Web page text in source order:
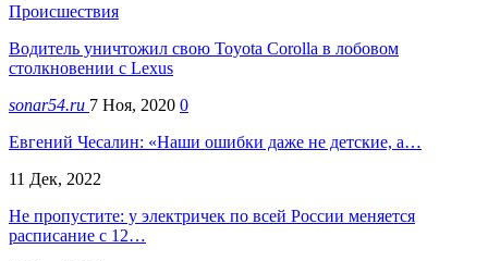
Происшествия
Водитель уничтожил свою Toyota Corolla в лобовом
столкновении с Lexus
sonar54.ru 7 Ноя, 2020 0
Евгений Чесалин: «Наши ошибки даже не детские, а…
11 Дек, 2022
Не пропустите: у электричек по всей России меняется
расписание с 12…